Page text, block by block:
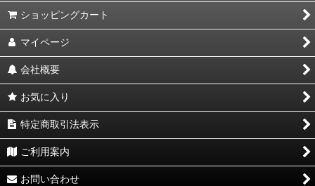
ショッピングカート
マイページ
会社概要
お気に入り
特定商取引法表示
ご利用案内
お問い合わせ